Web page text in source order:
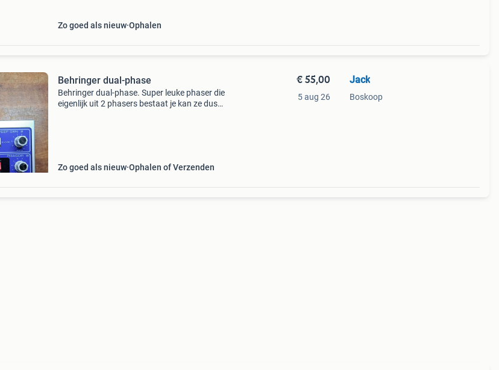
Zo goed als nieuw Ophalen
Behringer dual-phase
Behringer dual-phase. Super leuke phaser die
eigenlijk uit 2 phasers bestaat je kan ze dus
Zo goed als nieuw Ophalen of Verzenden
€ 55,00
5 aug 26
Jack
Boskoop